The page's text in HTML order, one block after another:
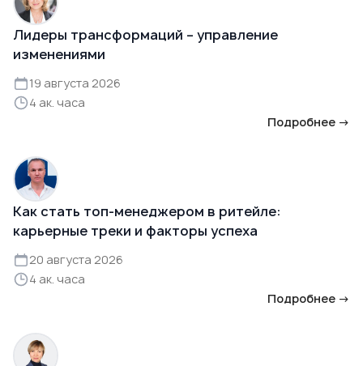
Лидеры трансформаций – управление
изменениями
19 августа 2026
4 ак. часа
Подробнее →
Как стать топ-менеджером в ритейле:
карьерные треки и факторы успеха
20 августа 2026
4 ак. часа
Подробнее →